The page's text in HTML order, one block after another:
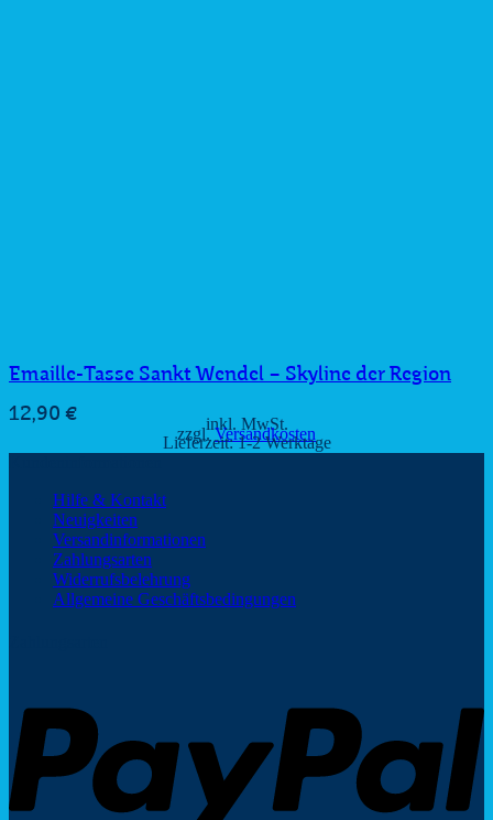
Emaille-Tasse Sankt Wendel – Skyline der Region
12,90 € inkl. MwSt.
zzgl.Versandkosten
Lieferzeit:1-2 Werktage
Hilfe & Kontakt
Neuigkeiten
Versandinformationen
Zahlungsarten
Widerrufsbelehrung
Allgemeine Geschäftsbedingungen